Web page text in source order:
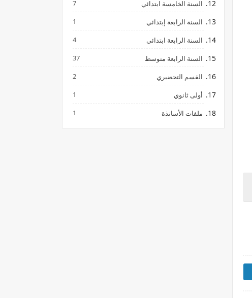
السنة الخامسة ابتدائي 7
السنة الرابعة إبتدائي 1
السنة الرابعة ابتدائي 4
السنة الرابعة متوسط 37
القسم التحضيري 2
أولى ثانوي 1
ملفات الأساتذة 1